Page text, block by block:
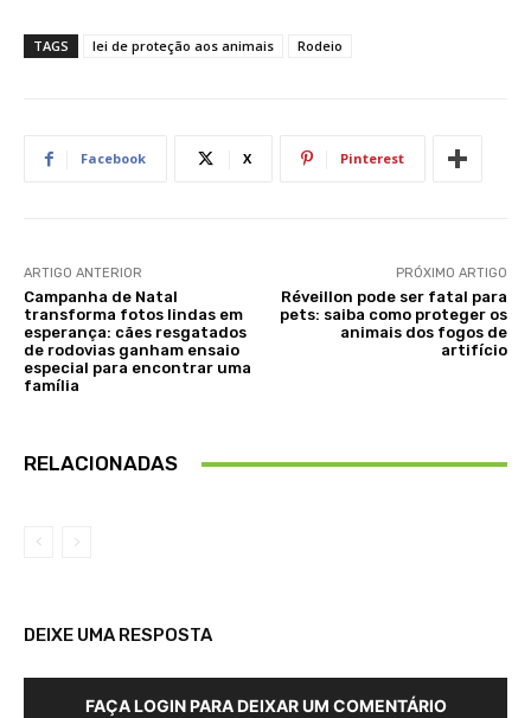
TAGS lei de proteção aos animais Rodeio
Facebook X Pinterest
ARTIGO ANTERIOR
Campanha de Natal
transforma fotos lindas em
esperança: cães resgatados
de rodovias ganham ensaio
especial para encontrar uma
família
PRÓXIMO ARTIGO
Réveillon pode ser fatal para
pets: saiba como proteger os
animais dos fogos de
artifício
RELACIONADAS
DEIXE UMA RESPOSTA
FAÇA LOGIN PARA DEIXAR UM COMENTÁRIO